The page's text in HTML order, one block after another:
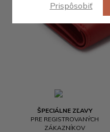
ŠPECIÁLNE ZĽAVY
PRE REGISTROVANÝCH
ZÁKAZNÍKOV
Prispôsobiť